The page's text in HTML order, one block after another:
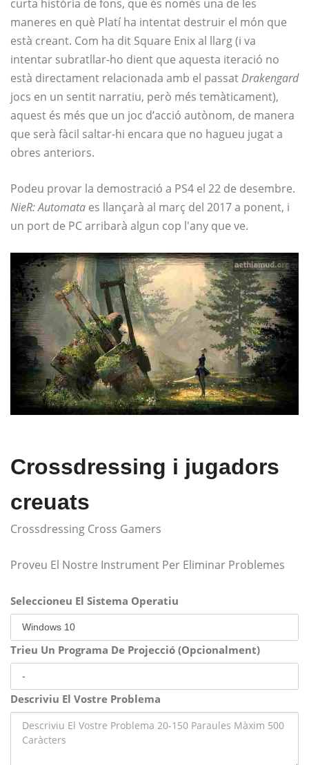
curta història de fons, que és només una de les
maneres en què Platí ha intentat destruir el món que
està creant. Com ha dit Square Enix al llarg (i va
intentar subratllar-ho dient que aquesta iteració no
està directament relacionada amb el passatDrakengard
jocs en un sentit narratiu, però més temàticament),
aquest és més que un joc d’acció autònom, de manera
que serà fàcil saltar-hi encara que no hagueu jugat a
obres anteriors.
Podeu provar la demostració a PS4 el 22 de desembre.
NieR: Automata es llançarà al març del 2017 a ponent, i
un port de PC arribarà algun cop l'any que ve.
Crossdressing i jugadors
creuats
Crossdressing Cross Gamers
Proveu El Nostre Instrument Per Eliminar Problemes
Seleccioneu El Sistema Operatiu
Trieu Un Programa De Projecció (Opcionalment)
Descriviu El Vostre Problema